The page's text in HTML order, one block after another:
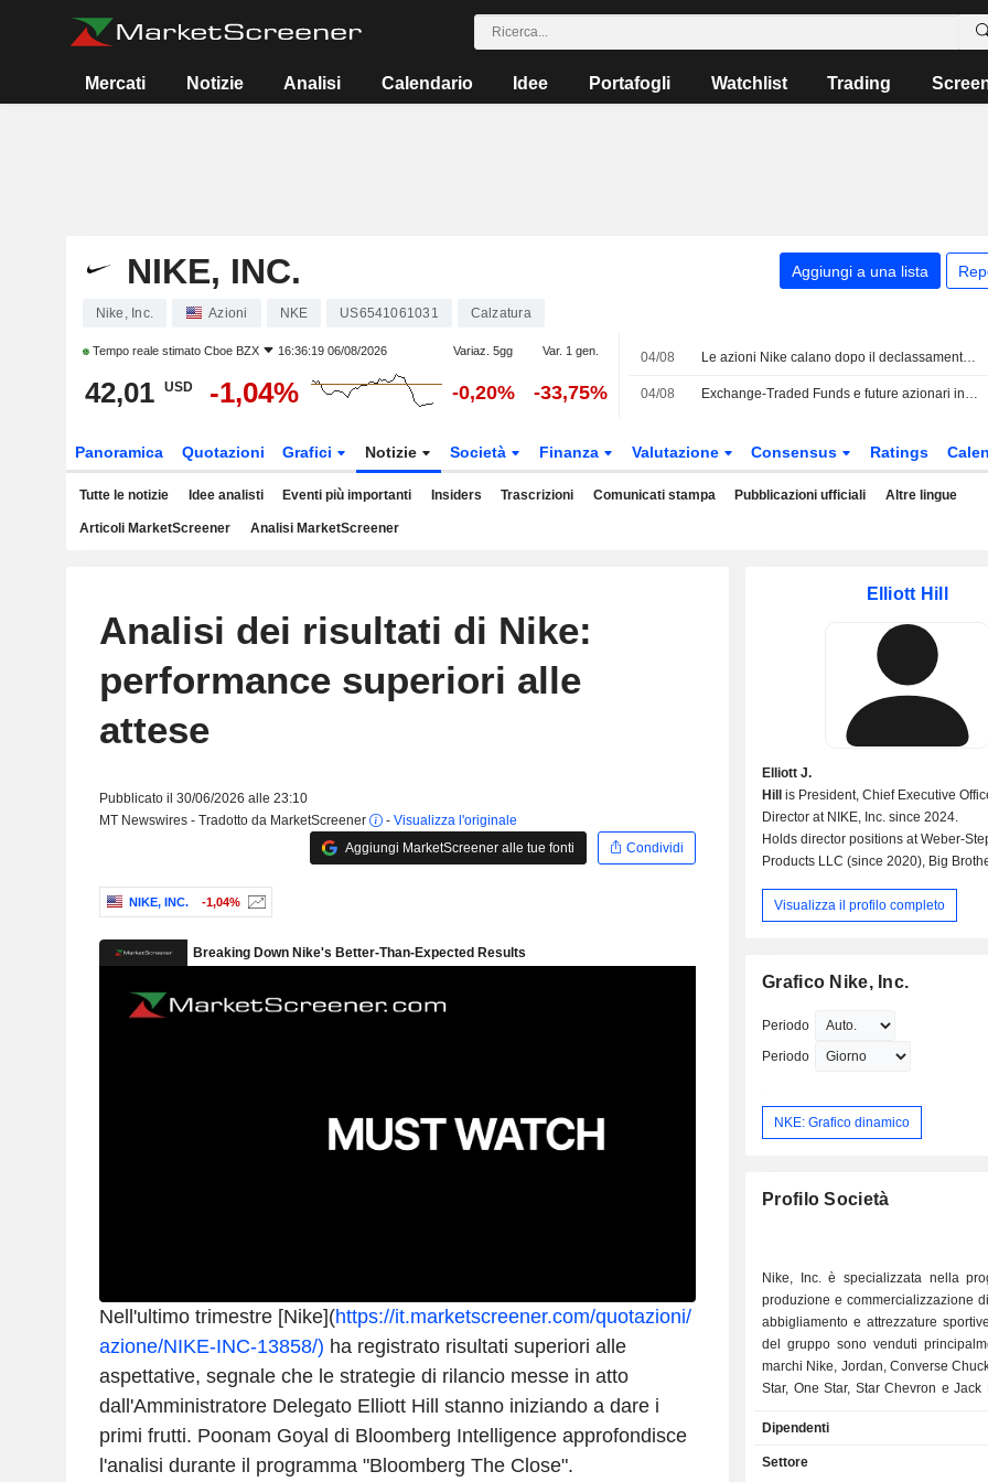
Mercati Notizie Analisi Calendario Idee Portafogli Watchlist Trading
NIKE, INC. Aggiungi a una lista
Nike, Inc. Azioni NKE US6541061031 Calzatura
Tempo reale stimato Cboe BZX 16:36:19 06/08/2026 Variaz. 5gg Var. 1 gen.
42,01 USD -1,04% -0,20% -33,75%
04/08 Le azioni Nike calano dopo il declassamento di JPMorgan
04/08 Exchange-Traded Funds e future azionari in rialzo prima dell'apertura di martedì sulle speranze di riapertura dello Stretto di Hormuz
Panoramica Quotazioni Grafici Notizie Società Finanza Valutazione Consensus Ratings
Tutte le notizie Idee analisti Eventi più importanti Insiders Trascrizioni Comunicati stampa Pubblicazioni ufficiali Altre lingue
Articoli MarketScreener Analisi MarketScreener
Analisi dei risultati di Nike:
performance superiori alle
attese
Pubblicato il 30/06/2026 alle 23:10
MT Newswires - Tradotto da MarketScreener
- Visualizza l'originale
Aggiungi MarketScreener alle tue fonti
Condividi
NIKE, INC. -1,04%
Nell'ultimo trimestre [Nike](https://it.marketscreener.com/quotazioni/
azione/NIKE-INC-13858/) ha registrato risultati superiori alle
aspettative, segnale che le strategie di rilancio messe in atto
dall'Amministratore Delegato Elliott Hill stanno iniziando a dare i
primi frutti. Poonam Goyal di Bloomberg Intelligence approfondisce
l'analisi durante il programma "Bloomberg The Close".
Elliott Hill
Elliott J.
Hill
is President, Chief Executive
Director at NIKE, Inc. since 2024.
Holds director positions at Weber-
Products LLC (since 2020), Big
Rather Outdoors LLC (since 2020),
Inc. Served as President-Consumer &
Marketplace at NIKE, Inc. from 2018
degree at The Ohio University in 1988.
Visualizza il profilo completo
Grafico Nike, Inc.
Periodo
Periodo
NKE: Grafico dinamico
Profilo Società
Nike, Inc. è specializzata nella
produzione e commercializzazione
abbigliamento e attrezzature
del gruppo sono venduti
marchi Nike, Jordan, Converse Chuck
Star, One Star, Star Chevron e Jack
prodotti come segue: - calzature (66,9%); -
abbigliamento (28,1%); - attrezzature sportive
Dipendenti
Settore